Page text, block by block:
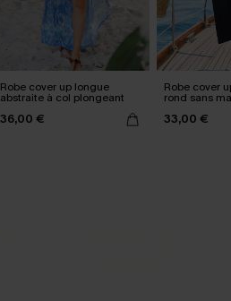
Robe cover up longue
abstraite à col plongeant
36,00 €
Robe cover
rond sans
33,00 €